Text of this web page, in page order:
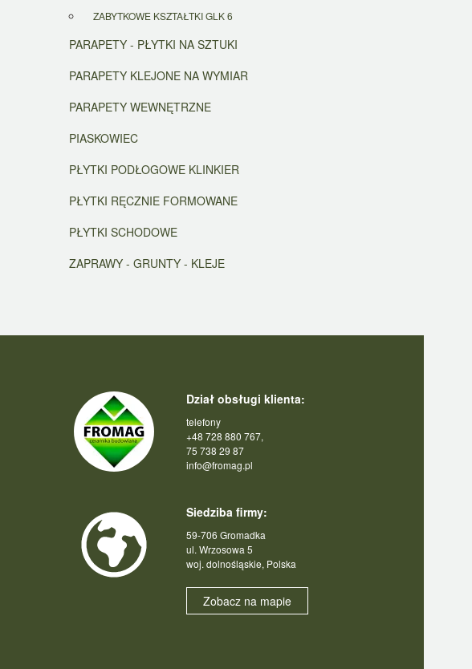
ZABYTKOWE KSZTAŁTKI GLK 6
PARAPETY - PŁYTKI NA SZTUKI
PARAPETY KLEJONE NA WYMIAR
PARAPETY WEWNĘTRZNE
PIASKOWIEC
PŁYTKI PODŁOGOWE KLINKIER
PŁYTKI RĘCZNIE FORMOWANE
PŁYTKI SCHODOWE
ZAPRAWY - GRUNTY - KLEJE
Dział obsługi klienta:
telefony
+48 728 880 767,
75 738 29 87
info@fromag.pl
Siedziba firmy:
59-706 Gromadka
ul. Wrzosowa 5
woj. dolnośląskie, Polska
Zobacz na mapie